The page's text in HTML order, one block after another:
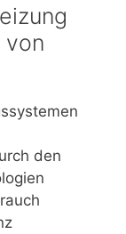
von
den